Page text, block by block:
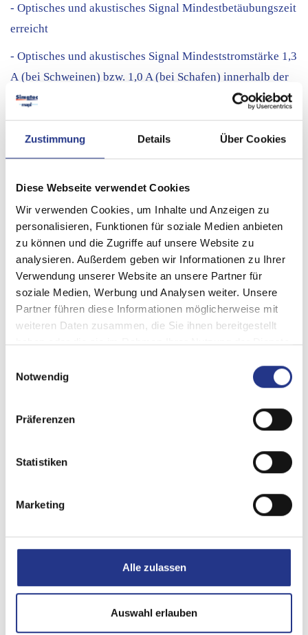
Zustimmung Details Über Cookies
Diese Webseite verwendet Cookies
Wir verwenden Cookies, um Inhalte und Anzeigen zu
personalisieren, Funktionen für soziale Medien anbieten
zu können und die Zugriffe auf unsere Website zu
analysieren. Außerdem geben wir Informationen zu Ihrer
Verwendung unserer Website an unsere Partner für
soziale Medien, Werbung und Analysen weiter. Unsere
Partner führen diese Informationen möglicherweise mit
weiteren Daten zusammen, die Sie ihnen bereitgestellt
haben oder die sie im Rahmen Ihrer Nutzung der Dienste
Notwendig
Präferenzen
Statistiken
Marketing
Alle zulassen
Auswahl erlauben
- Optisches und akustisches Signal Mindestbetäubungszeit
erreicht
- Optisches und akustisches Signal Mindeststromstärke 1,3
A (bei Schweinen) bzw. 1,0 A (bei Schafen) innerhalb der
1.Sekunde nicht erreicht bzw. während der Betäubungszeit
unterschritten
- Geeignet für Schweine, Schafe und Ziegen